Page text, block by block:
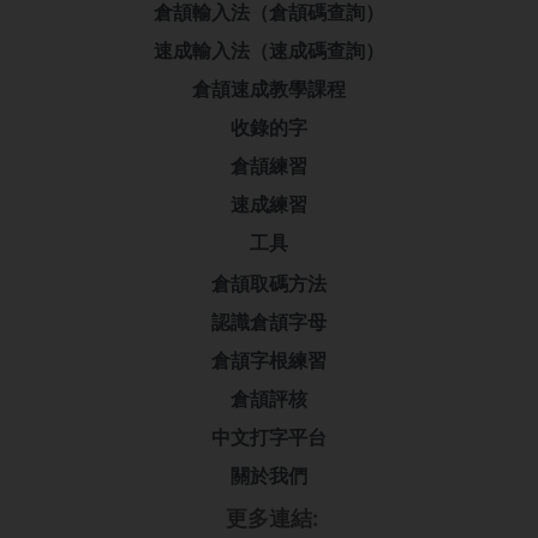
倉頡輸入法（倉頡碼查詢）
速成輸入法（速成碼查詢）
倉頡速成教學課程
收錄的字
倉頡練習
速成練習
工具
倉頡取碼方法
認識倉頡字母
倉頡字根練習
倉頡評核
中文打字平台
關於我們
更多連結: